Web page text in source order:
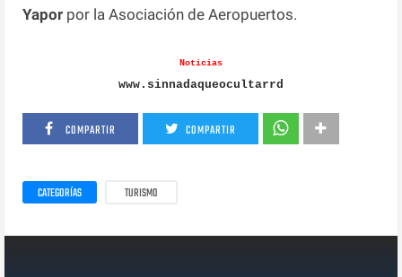
Yapor por la Asociación de Aeropuertos.
Noticias
www.sinnadaqueocultarrd
COMPARTIR COMPARTIR
CATEGORÍAS TURISMO